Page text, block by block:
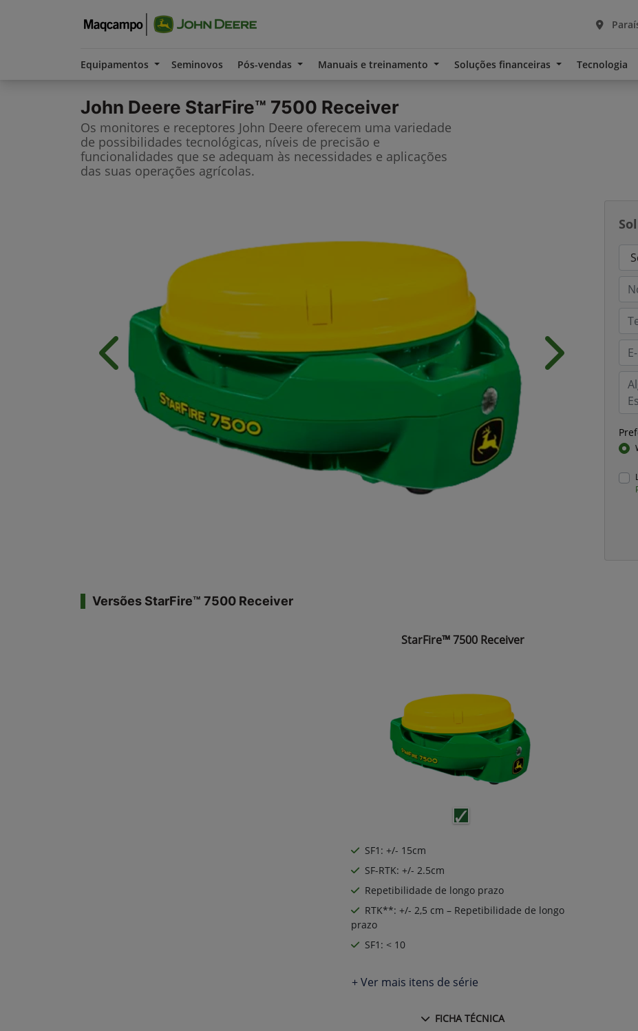
Equipamentos Seminovos Pós-vendas Manuais e treinamento Soluções financeiras Tecnologia
John Deere StarFire™ 7500 Receiver
Os monitores e receptores John Deere oferecem uma variedade
de possibilidades tecnológicas, níveis de precisão e
funcionalidades que se adequam às necessidades e aplicações
das suas operações agrícolas.
Anterior Próximo
Versões StarFire™ 7500 Receiver
StarFire™ 7500 Receiver
SF1: +/- 15cm
SF-RTK: +/- 2.5cm
Repetibilidade de longo prazo
RTK**: +/- 2,5 cm – Repetibilidade de longo
prazo
SF1: < 10
+ Ver mais itens de série
FICHA TÉCNICA